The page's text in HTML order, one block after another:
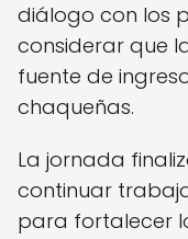
diálogo con los
considerar que
fuente de
chaqueñas.
La jornada
continuar
para fortalecer